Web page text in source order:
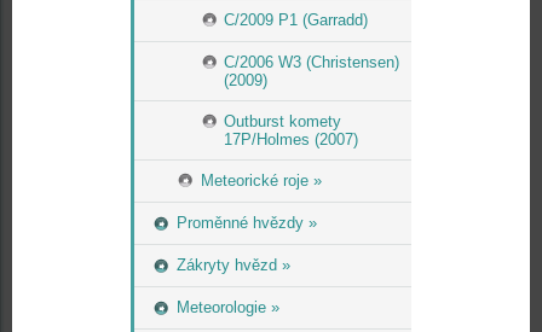
C/2009 P1 (Garradd)
C/2006 W3 (Christensen)
(2009)
Outburst komety
17P/Holmes (2007)
Meteorické roje »
Proměnné hvězdy »
Zákryty hvězd »
Meteorologie »